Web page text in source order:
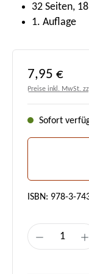
32 Seiten,
1. Auflage
Regulärer
7,95 €
Preise inkl. MwSt.
Sofort
ISBN: 978-3-
Produkt